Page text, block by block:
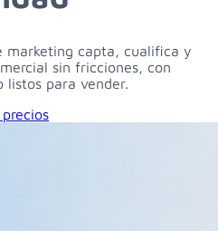
marketing capta, cualifica y
sin fricciones, con
listos para vender.